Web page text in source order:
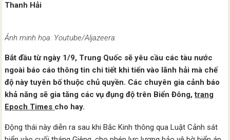
Thanh Hải
Ảnh minh họa: Youtube/Aljazeera.
Bắt đầu từ ngày 1/9, Trung Quốc sẽ yêu cầu các tàu nước
ngoài báo cáo thông tin chi tiết khi tiến vào lãnh hải mà chế
độ này tuyên bố thuộc chủ quyền. Các chuyên gia cảnh báo
khả năng sẽ gia tăng các vụ đụng độ trên Biển Đông,trang
Epoch Times cho hay.
Động thái này diễn ra sau khi Bắc Kinh thông qua Luật Cảnh sát